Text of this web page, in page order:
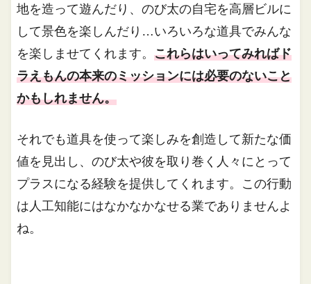
地を造って遊んだり、のび太の自宅を高層ビルに
して景色を楽しんだり…いろいろな道具でみんな
を楽しませてくれます。これらはいってみればド
ラえもんの本来のミッションには必要のないこと
かもしれません。
それでも道具を使って楽しみを創造して新たな価
値を見出し、のび太や彼を取り巻く人々にとって
プラスになる経験を提供してくれます。この行動
は人工知能にはなかなかなせる業でありませんよ
ね。